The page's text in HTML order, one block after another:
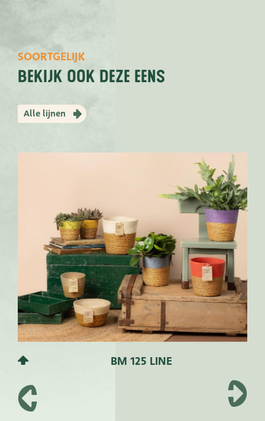
SOORTGELIJK
bekijk ook deze eens
Alle lijnen
BM 125 LINE